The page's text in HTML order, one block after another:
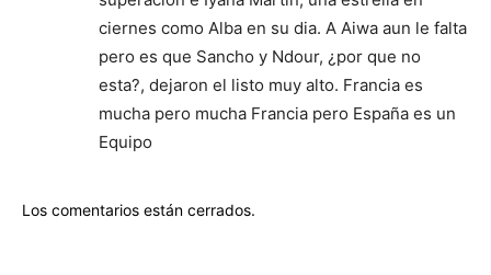
ciernes como Alba en su dia. A Aiwa aun le falta
pero es que Sancho y Ndour, ¿por que no
esta?, dejaron el listo muy alto. Francia es
mucha pero mucha Francia pero España es un
Equipo
Los comentarios están cerrados.